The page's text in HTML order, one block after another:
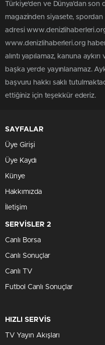
Türkiye'den ve Dünya’dan son
magazinden siyasete,
adresi
www.denizlihaberleri.org
alıntı yapılamaz, kanuna
başka yerde yayınlanamaz.
başvuru hakkı saklı
ettiğiniz için teşekkür ederiz.
SAYFALAR
Üye Girişi
Üye Kaydı
Künye
Hakkımızda
İletişim
SERVİSLER 2
Canlı Borsa
Canlı Sonuçlar
Canlı TV
Futbol Canlı Sonuçlar
HIZLI SERVİS
TV Yayın Akışları